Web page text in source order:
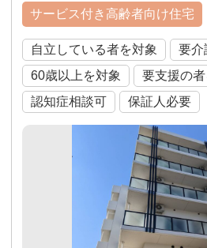
サービス付き高齢者向け住宅
自立している者を対象
要介
60歳以上を対象
要支援の
認知症相談可
保証人必要